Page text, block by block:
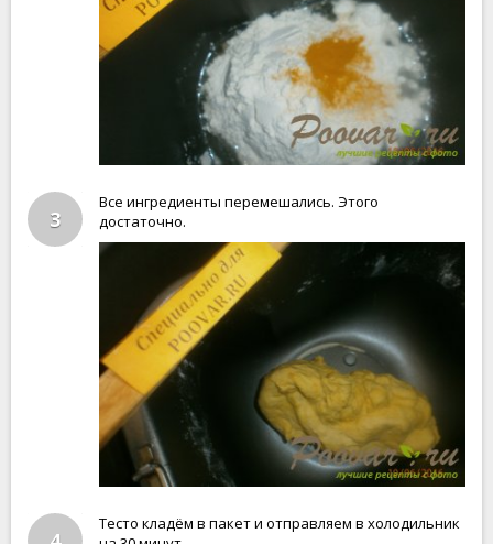
3
Все ингредиенты перемешались. Этого
достаточно.
Тесто кладём в пакет и отправляем в холодильник